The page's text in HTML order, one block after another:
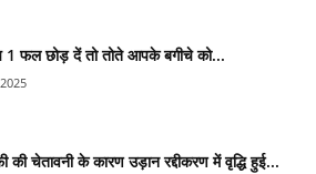
1 फल छोड़ दें तो तोते आपके बगीचे को...
की चेतावनी के कारण उड़ान रद्दीकरण में वृद्धि हुई...